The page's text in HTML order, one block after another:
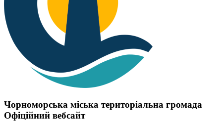
Чорноморська міська територіальна громада
Офіційний вебсайт